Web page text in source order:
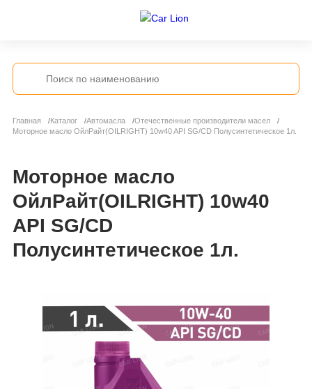
Главная Каталог Автомасла
Отечественные производители масел
Моторное масло ОйлРайт(OILRIGHT) 10w40 API SG/CD Полусинтетическое 1л.
Моторное масло
ОйлРайт(OILRIGHT) 10w40
API SG/CD
Полусинтетическое 1л.